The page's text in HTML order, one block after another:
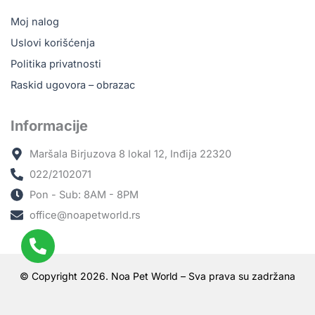
Moj nalog
Uslovi korišćenja
Politika privatnosti
Raskid ugovora – obrazac
Informacije
Maršala Birjuzova 8 lokal 12, Inđija 22320
022/2102071
Pon - Sub: 8AM - 8PM
office@noapetworld.rs
© Copyright 2026. Noa Pet World – Sva prava su zadržana